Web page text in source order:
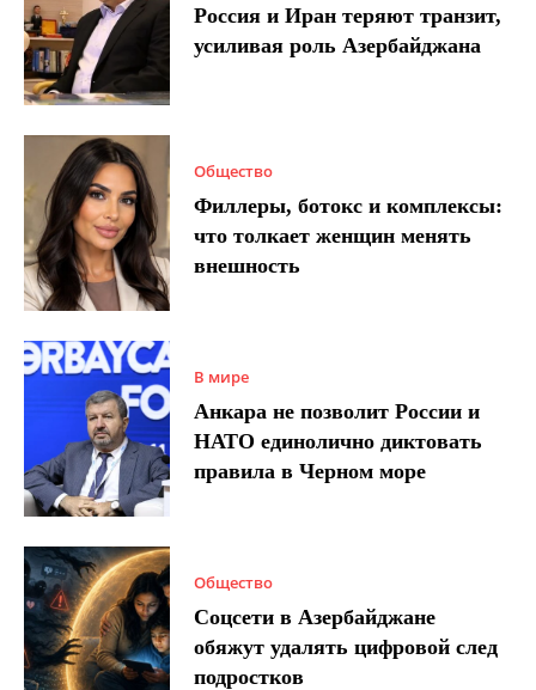
Россия и Иран теряют транзит,
усиливая роль Азербайджана
Общество
Филлеры, ботокс и комплексы:
что толкает женщин менять
внешность
В мире
Анкара не позволит России и
НАТО единолично диктовать
правила в Черном море
Общество
Соцсети в Азербайджане
обяжут удалять цифровой след
подростков